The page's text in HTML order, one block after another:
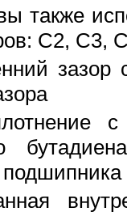
также
С2,
зазор